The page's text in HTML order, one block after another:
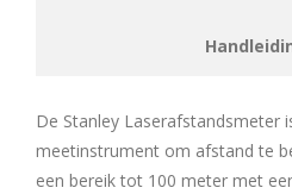
De Stanley Laserafstandsmeter
meetinstrument om afstand te
een bereik tot 100 meter met